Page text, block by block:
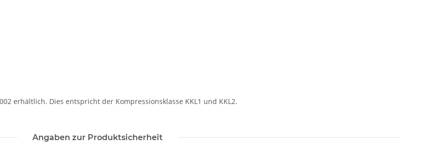
erhältlich. Dies entspricht der Kompressionsklasse KKL1 und KKL2.
Angaben zur Produktsicherheit